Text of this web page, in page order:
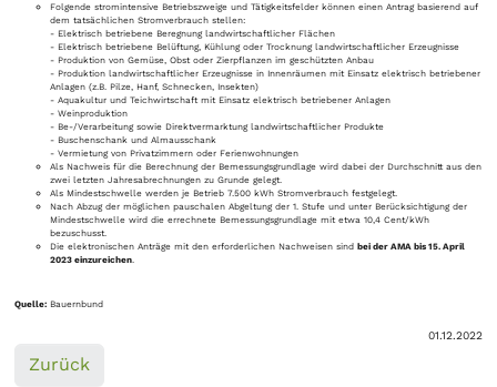
Folgende stromintensive Betriebszweige und Tätigkeitsfelder können einen Antrag basierend auf
dem tatsächlichen Stromverbrauch stellen:
- Elektrisch betriebene Beregnung landwirtschaftlicher Flächen
- Elektrisch betriebene Belüftung, Kühlung oder Trocknung landwirtschaftlicher Erzeugnisse
- Produktion von Gemüse, Obst oder Zierpflanzen im geschützten Anbau
- Produktion landwirtschaftlicher Erzeugnisse in Innenräumen mit Einsatz elektrisch betriebener
Anlagen (z.B. Pilze, Hanf, Schnecken, Insekten)
- Aquakultur und Teichwirtschaft mit Einsatz elektrisch betriebener Anlagen
- Weinproduktion
- Be-/Verarbeitung sowie Direktvermarktung landwirtschaftlicher Produkte
- Buschenschank und Almausschank
- Vermietung von Privatzimmern oder Ferienwohnungen
Als Nachweis für die Berechnung der Bemessungsgrundlage wird dabei der Durchschnitt aus den
zwei letzten Jahresabrechnungen zu Grunde gelegt.
Als Mindestschwelle werden je Betrieb 7.500 kWh Stromverbrauch festgelegt.
Nach Abzug der möglichen pauschalen Abgeltung der 1. Stufe und unter Berücksichtigung der
Mindestschwelle wird die errechnete Bemessungsgrundlage mit etwa 10,4 Cent/kWh
bezuschusst.
Die elektronischen Anträge mit den erforderlichen Nachweisen sind bei der AMA bis 15. April
2023 einzureichen.
Quelle:Bauernbund
01.12.2022
Zurück